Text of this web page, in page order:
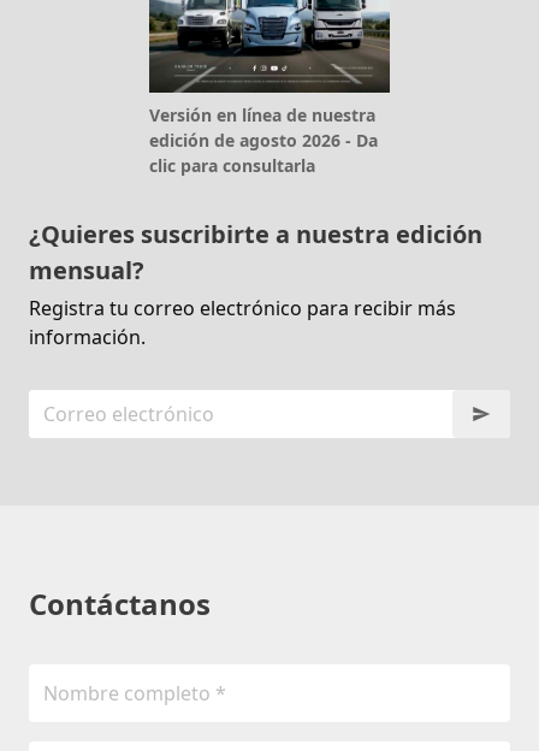
Versión en línea de nuestra
edición de agosto 2026 - Da
clic para consultarla
¿Quieres suscribirte a nuestra edición
mensual?
Registra tu correo electrónico para recibir más
información.
Contáctanos